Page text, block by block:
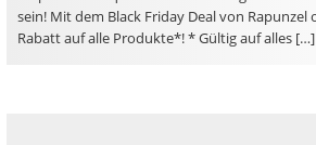
sein! Mit dem Black Friday Deal von Rapunzel
Rabatt auf alle Produkte*! * Gültig auf alles […]